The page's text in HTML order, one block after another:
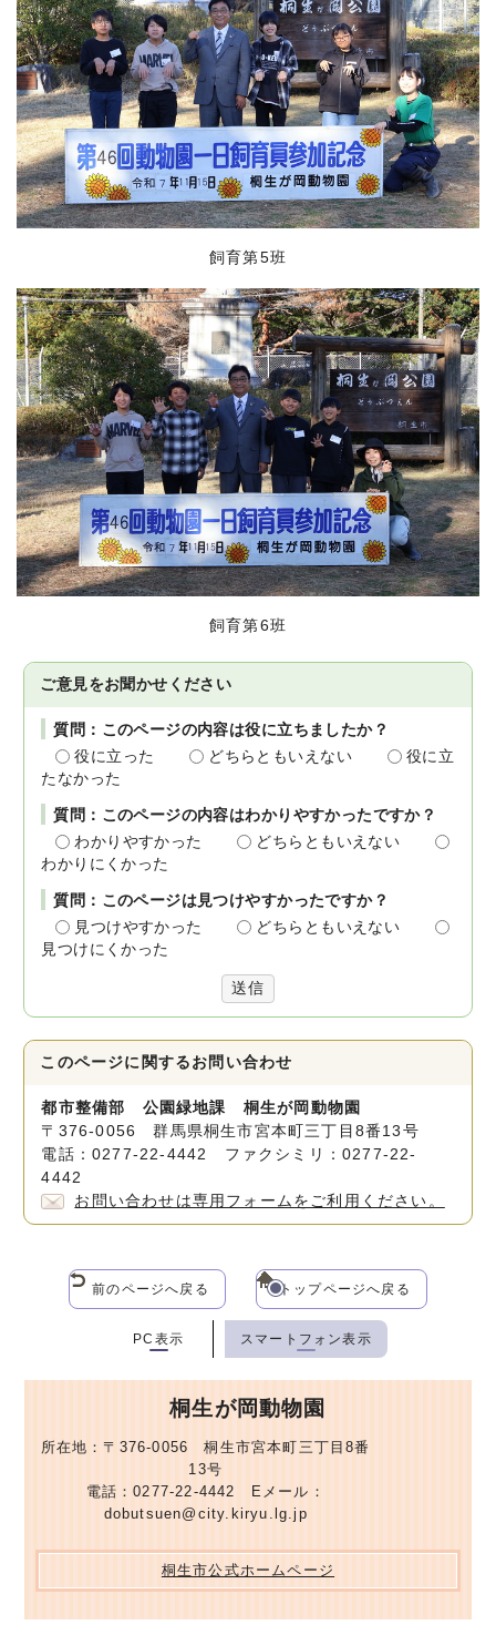
飼育第5班
飼育第6班
ご意見をお聞かせください
質問：このページの内容は役に立ちましたか？
役に立った
どちらともいえない
役に立
たなかった
質問：このページの内容はわかりやすかったですか？
わかりやすかった
どちらともいえない
わかりにくかった
質問：このページは見つけやすかったですか？
見つけやすかった
どちらともいえない
見つけにくかった
送信
このページに関する お問い合わせ
都市整備部 公園緑地課 桐生が岡動物園
〒376-0056 群馬県桐生市宮本町三丁目8番13号
電話：0277-22-4442 ファクシミリ：0277-22-
4442
お問い合わせは専用フォームをご利用ください。
前のページへ戻る トップページへ戻る
PC表示 スマートフォン表示
桐生が岡動物園
所在地：〒376-0056 桐生市宮本町三丁目8番
13号
電話：0277-22-4442 Eメール：
dobutsuen@city.kiryu.lg.jp
桐生市公式ホームページ